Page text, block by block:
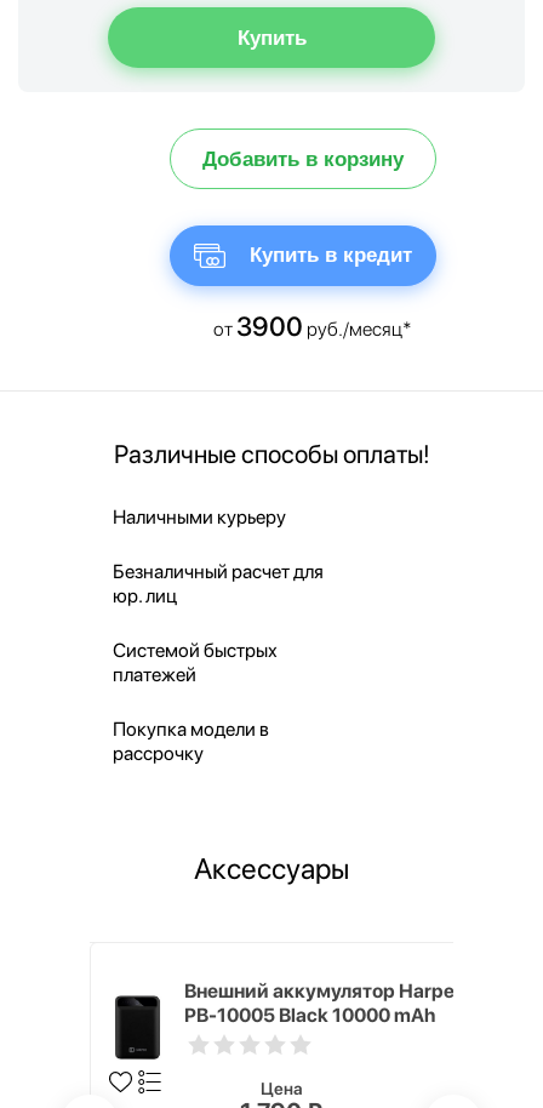
Добавить в корзину
Купить в кредит
от 3900 руб./месяц*
Различные способы оплаты!
Наличными курьеру
Безналичный расчет для
юр. лиц
Системой быстрых
платежей
Покупка модели в
рассрочку
Аксессуары
Внешний аккумулятор Harper
PB-10005 Black 10000 mAh
Цена